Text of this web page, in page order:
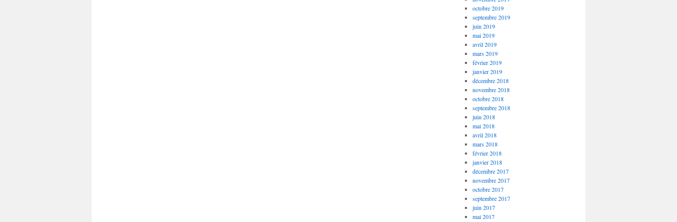
octobre 2019
septembre 2019
juin 2019
mai 2019
avril 2019
mars 2019
février 2019
janvier 2019
décembre 2018
novembre 2018
octobre 2018
septembre 2018
juin 2018
mai 2018
avril 2018
mars 2018
février 2018
janvier 2018
décembre 2017
novembre 2017
octobre 2017
septembre 2017
juin 2017
mai 2017